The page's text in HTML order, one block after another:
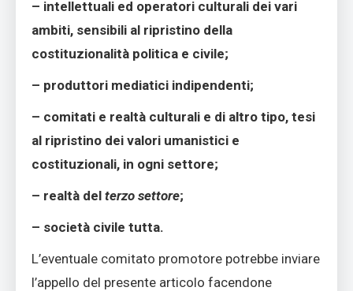
– intellettuali ed operatori culturali dei vari
ambiti, sensibili al ripristino della
costituzionalità politica e civile;
– produttori mediatici indipendenti;
– comitati e realtà culturali e di altro tipo, tesi
al ripristino dei valori umanistici e
costituzionali, in ogni settore;
– realtà del terzo settore;
– società civile tutta.
L’eventuale comitato promotore potrebbe inviare
l’appello del presente articolo facendone